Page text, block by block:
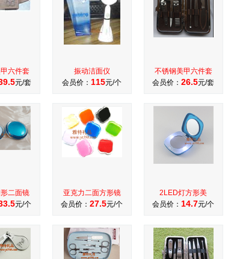
六件套
元/套
振动洁面仪
会员价： 115元/个
不锈钢美甲六件套
会员价： 26.5元/套
二面镜
元/个
亚克力二面方形镜
会员价： 27.5元/个
2LED灯方形美
会员价： 14.7元/个